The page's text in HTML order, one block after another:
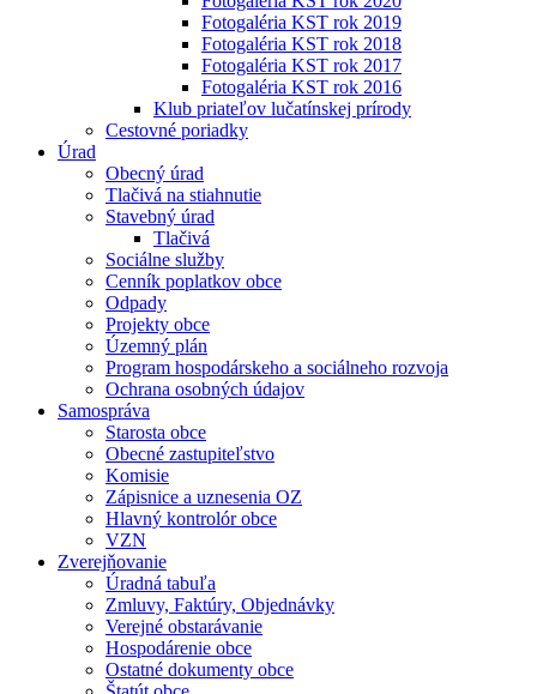
Fotogaléria KST rok 2019
Fotogaléria KST rok 2018
Fotogaléria KST rok 2017
Fotogaléria KST rok 2016
Klub priateľov lučatínskej prírody
Cestovné poriadky
Úrad
Obecný úrad
Tlačivá na stiahnutie
Stavebný úrad
Tlačivá
Sociálne služby
Cenník poplatkov obce
Odpady
Projekty obce
Územný plán
Program hospodárskeho a sociálneho rozvoja
Ochrana osobných údajov
Samospráva
Starosta obce
Obecné zastupiteľstvo
Komisie
Zápisnice a uznesenia OZ
Hlavný kontrolór obce
VZN
Zverejňovanie
Úradná tabuľa
Zmluvy, Faktúry, Objednávky
Verejné obstarávanie
Hospodárenie obce
Ostatné dokumenty obce